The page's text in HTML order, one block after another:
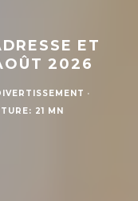
ET
2026
·
21 MN